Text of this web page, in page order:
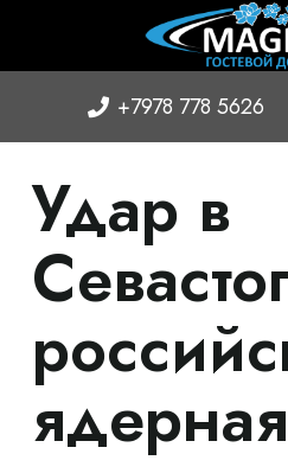
+7978 778 5626
Удар в
ядерная